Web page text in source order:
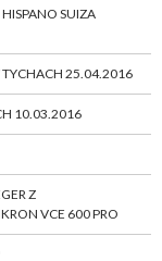
SUIZA
TYCHACH 25.04.2016
10.03.2016
Z
VCE 600 PRO